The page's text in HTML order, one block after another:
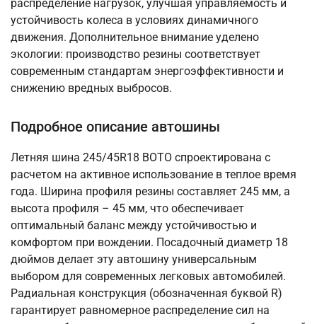
распределение нагрузок, улучшая управляемость и
устойчивость колеса в условиях динамичного
движения. Дополнительное внимание уделено
экологии: производство резины соответствует
современным стандартам энергоэффективности и
снижению вредных выбросов.
Подробное описание автошины
Летняя шина 245/45R18 BOTO спроектирована с
расчетом на активное использование в теплое время
года. Ширина профиля резины составляет 245 мм, а
высота профиля – 45 мм, что обеспечивает
оптимальный баланс между устойчивостью и
комфортом при вождении. Посадочный диаметр 18
дюймов делает эту автошину универсальным
выбором для современных легковых автомобилей.
Радиальная конструкция (обозначенная буквой R)
гарантирует равномерное распределение сил на